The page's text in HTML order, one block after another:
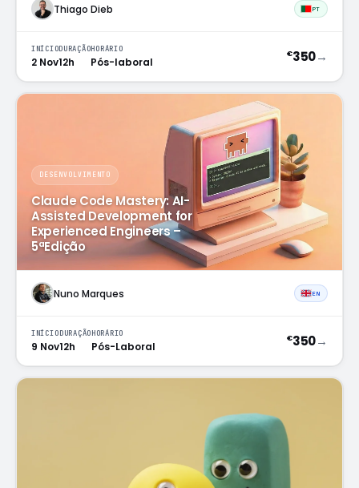
Thiago Dieb PT
INÍCIO
2 Nov
DURAÇÃO
12h
HORÁRIO
Pós-laboral
€350→
DESENVOLVIMENTO
Claude Code Mastery: AI-
Assisted Development for
Experienced Engineers –
5ªEdição
Nuno Marques EN
INÍCIO
9 Nov
DURAÇÃO
12h
HORÁRIO
Pós-Laboral
€350→